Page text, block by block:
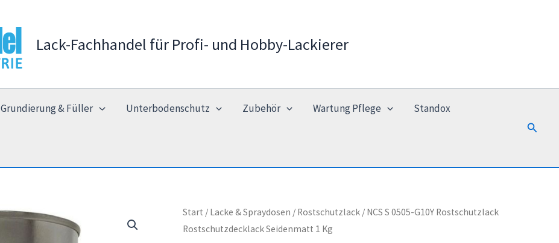
Lack-Fachhandel für Profi- und Hobby-Lackierer
Grundierung & Füller Unterbodenschutz Zubehör Wartung Pflege Standox
Suchen
Start / Lacke & Spraydosen / Rostschutzlack / NCS S 0505-G10Y Rostschutzlack
Rostschutzdecklack Seidenmatt 1 Kg